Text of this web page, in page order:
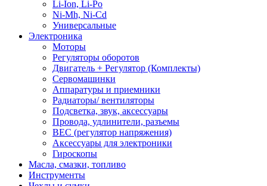
Li-Ion, Li-Po
Ni-Mh, Ni-Cd
Универсальные
Электроника
Моторы
Регуляторы оборотов
Двигатель + Регулятор (Комплекты)
Сервомашинки
Аппаратуры и приемники
Радиаторы/ вентиляторы
Подсветка, звук, аксессуары
Провода, удлинители, разъемы
BEC (регулятор напряжения)
Аксессуары для электроники
Гироскопы
Масла, смазки, топливо
Инструменты